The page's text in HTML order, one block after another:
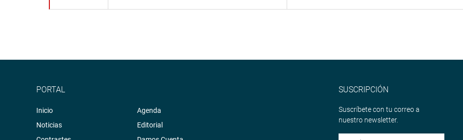
PORTAL
Inicio
Noticias
Agenda
Editorial
SUSCRIPCIÓN
Suscríbete con tu correo a
nuestro newsletter.